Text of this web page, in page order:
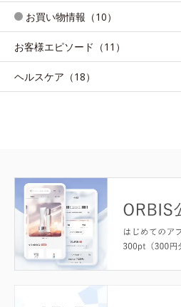
お買い物情報（10）
お客様エピソード（11）
ヘルスケア（18）